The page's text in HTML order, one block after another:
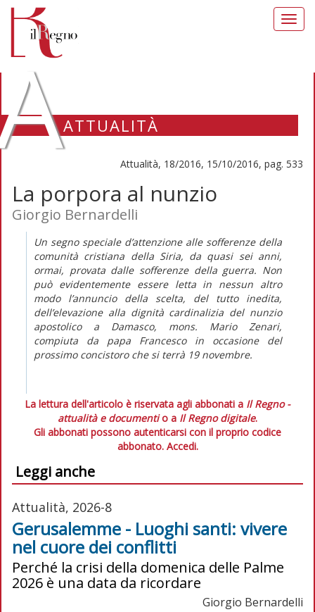
ATTUALITÀ
Attualità, 18/2016, 15/10/2016, pag. 533
La porpora al nunzio
Giorgio Bernardelli
Un segno speciale d’attenzione alle sofferenze della
comunità cristiana della Siria, da quasi sei anni,
ormai, provata dalle sofferenze della guerra. Non
può evidentemente essere letta in nessun altro
modo l’annuncio della scelta, del tutto inedita,
dell’elevazione alla dignità cardinalizia del nunzio
apostolico a Damasco, mons. Mario Zenari,
compiuta da papa Francesco in occasione del
prossimo concistoro che si terrà 19 novembre.
La lettura dell'articolo è riservata agli abbonati a Il Regno -
attualità e documentio a Il Regno digitale.
Gli abbonati possono autenticarsi con il proprio codice
abbonato. Accedi.
Leggi anche
Attualità, 2026-8
Gerusalemme - Luoghi santi: vivere
nel cuore dei conflitti
Perché la crisi della domenica delle Palme
2026 è una data da ricordare
Giorgio Bernardelli